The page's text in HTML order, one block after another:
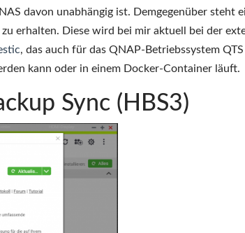
davon unabhängig ist. Demgegenüber steht
erhalten. Diese wird bei mir aktuell bei der
, das auch für das QNAP-Betriebssystem
kann oder in einem Docker-Container läuft.
Sync (HBS3)